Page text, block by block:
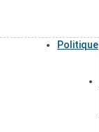
Politique